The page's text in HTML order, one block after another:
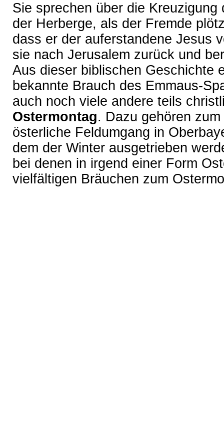
Sie sprechen über die
der Herberge, als der Fremde
dass er der auferstandene Jesus
sie nach Jerusalem zurück und
Aus dieser biblischen Geschichte
bekannte Brauch des Emmaus-
auch noch viele andere teils
Ostermontag. Dazu gehören
österliche Feldumgang in
dem der Winter ausgetrieben
bei denen in irgend einer Form
vielfältigen Bräuchen zum